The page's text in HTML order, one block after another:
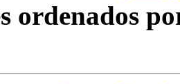
ordenados